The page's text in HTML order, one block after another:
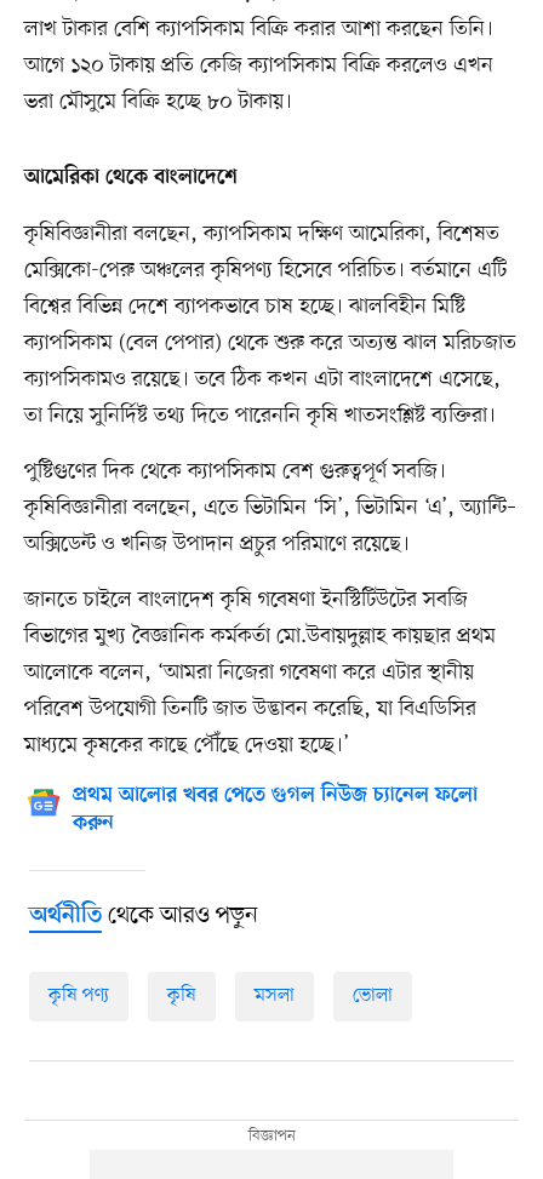
লাখ টাকার বেশি ক্যাপসিকাম বিক্রি করার আশা করছেন তিনি।
আগে ১২০ টাকায় প্রতি কেজি ক্যাপসিকাম বিক্রি করলেও এখন
ভরা মৌসুমে বিক্রি হচ্ছে ৮০ টাকায়।
আমেরিকা থেকে বাংলাদেশে
কৃষিবিজ্ঞানীরা বলছেন, ক্যাপসিকাম দক্ষিণ আমেরিকা, বিশেষত
মেক্সিকো-পেরু অঞ্চলের কৃষিপণ্য হিসেবে পরিচিত। বর্তমানে এটি
বিশ্বের বিভিন্ন দেশে ব্যাপকভাবে চাষ হচ্ছে। ঝালবিহীন মিষ্টি
ক্যাপসিকাম (বেল পেপার) থেকে শুরু করে অত্যন্ত ঝাল মরিচজাত
ক্যাপসিকামও রয়েছে। তবে ঠিক কখন এটা বাংলাদেশে এসেছে,
তা নিয়ে সুনির্দিষ্ট তথ্য দিতে পারেননি কৃষি খাতসংশ্লিষ্ট ব্যক্তিরা।
পুষ্টিগুণের দিক থেকে ক্যাপসিকাম বেশ গুরুত্বপূর্ণ সবজি।
কৃষিবিজ্ঞানীরা বলছেন, এতে ভিটামিন ‘সি’, ভিটামিন ‘এ’, অ্যান্টি–
অক্সিডেন্ট ও খনিজ উপাদান প্রচুর পরিমাণে রয়েছে।
জানতে চাইলে বাংলাদেশ কৃষি গবেষণা ইনস্টিটিউটের সবজি
বিভাগের মুখ্য বৈজ্ঞানিক কর্মকর্তা মো.উবায়দুল্লাহ কায়ছার প্রথম
আলোকে বলেন, ‘আমরা নিজেরা গবেষণা করে এটার স্থানীয়
পরিবেশ উপযোগী তিনটি জাত উদ্ভাবন করেছি, যা বিএডিসির
মাধ্যমে কৃষকের কাছে পৌঁছে দেওয়া হচ্ছে।’
প্রথম আলোর খবর পেতে গুগল নিউজ চ্যানেল ফলো
করুন
অর্থনীতিথেকে আরও পড়ুন
কৃষি পণ্য কৃষি মসলা ভোলা